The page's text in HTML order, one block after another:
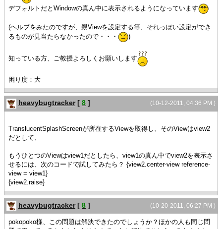
デフォルトだとWindowの真ん中に表示されるようになっています
(ヘルプをみたのですが、親Viewを設定する等、それっぽい設定ができ
るものが見当たらなかったので・・・
)
知っている方、ご教授よろしくお願いします
困り度：大
(10-12-2011, 04:36 PM )
heavybugtracker [ 8 ]
TranslucentSplashScreenが所在するViewを取得し、そのViewはview2
だとして、
もうひとつのViewはview1だとしたら、view1の真ん中でview2を表示さ
せるには、次のコードで試してみたら？ {view2.center-view reference-
view = view1}
{view2.raise}
(10-20-2011, 06:27 PM )
heavybugtracker [ 8 ]
pokopoko様、この問題は解決できたのでしょうか？ほかの人も同じ問